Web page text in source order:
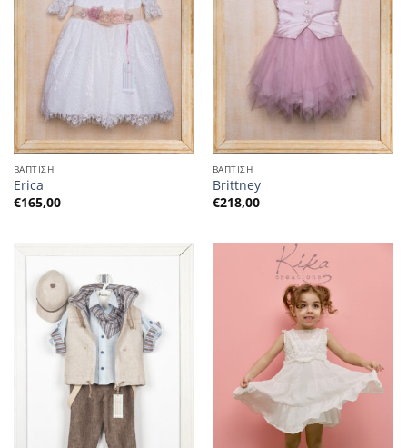
ΒΑΠΤΙΣΗ
Erica
€165,00
ΒΑΠΤΙΣΗ
Brittney
€218,00